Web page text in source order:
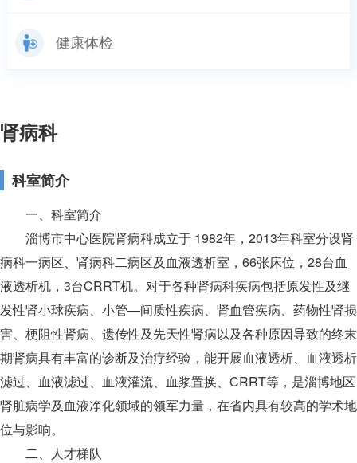
健康体检
肾病科
科室简介
一、科室简介
淄博市中心医院肾病科成立于 1982年，2013年科室分设肾
病科一病区、 肾病科二病区及血液透析室，66张床位，28台血
液透析机，3台CRRT机。对于各种肾病科疾病包括原发性及继
发性肾小球疾病、小管—间质性疾病、肾血管疾病、药物性肾损
害、梗阻性肾病、遗传性及先天性肾病以及各种原因导致的终末
期肾病具有丰富的诊断及治疗经验，能开展血液透析、血液透析
滤过、血液滤过、血液灌流、血浆置换、CRRT等，是淄博地区
肾脏病学及血液净化领域的领军力量，在省内具有较高的学术地
位与影响。
二、人才梯队